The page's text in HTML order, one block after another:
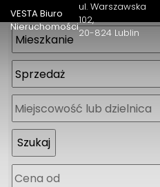
VESTA Biuro
Nieruchomości
ul. Warszawska
102
20-824 Lublin